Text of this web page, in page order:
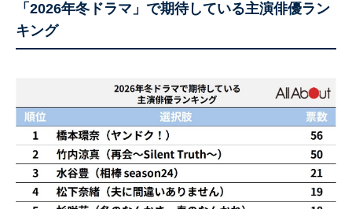
「2026年冬ドラマ」で期待している主演俳優ラン
キング